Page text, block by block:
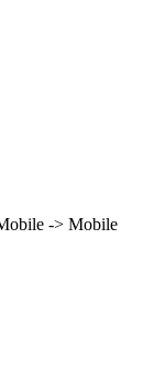
-> Mobile